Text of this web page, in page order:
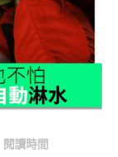
閱讀時間